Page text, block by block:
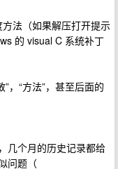
法（如果解压打开提示
的 visual C 系统补丁
，“方法”，甚至后面的
几个月的历史记录都给
问题（